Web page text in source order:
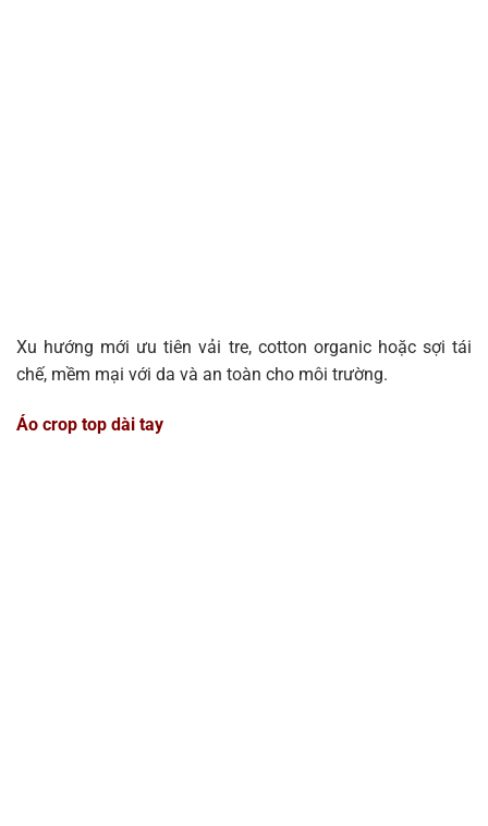
Xu hướng mới ưu tiên vải tre, cotton organic hoặc sợi tái
chế, mềm mại với da và an toàn cho môi trường.
Áo crop top dài tay